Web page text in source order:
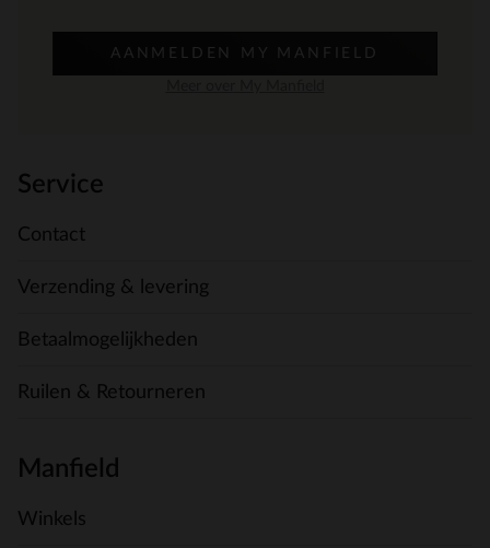
AANMELDEN MY MANFIELD
Service
Contact
Verzending & levering
Betaalmogelijkheden
Ruilen & Retourneren
Manfield
Winkels